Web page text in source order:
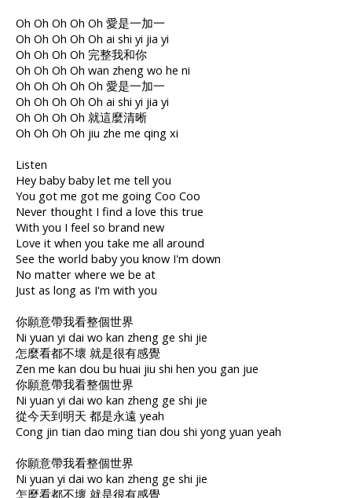
Oh Oh Oh Oh Oh 愛是一加一
Oh Oh Oh Oh Oh ai shi yi jia yi
Oh Oh Oh Oh 完整我和你
Oh Oh Oh Oh wan zheng wo he ni
Oh Oh Oh Oh Oh 愛是一加一
Oh Oh Oh Oh Oh ai shi yi jia yi
Oh Oh Oh Oh 就這麼清晰
Oh Oh Oh Oh jiu zhe me qing xi
Listen
Hey baby baby let me tell you
You got me got me going Coo Coo
Never thought I find a love this true
With you I feel so brand new
Love it when you take me all around
See the world baby you know I'm down
No matter where we be at
Just as long as I'm with you
你願意帶我看整個世界
Ni yuan yi dai wo kan zheng ge shi jie
怎麼看都不壞 就是很有感覺
Zen me kan dou bu huai jiu shi hen you gan jue
你願意帶我看整個世界
Ni yuan yi dai wo kan zheng ge shi jie
從今天到明天 都是永遠 yeah
Cong jin tian dao ming tian dou shi yong yuan yeah
你願意帶我看整個世界
Ni yuan yi dai wo kan zheng ge shi jie
怎麼看都不壞 就是很有感覺